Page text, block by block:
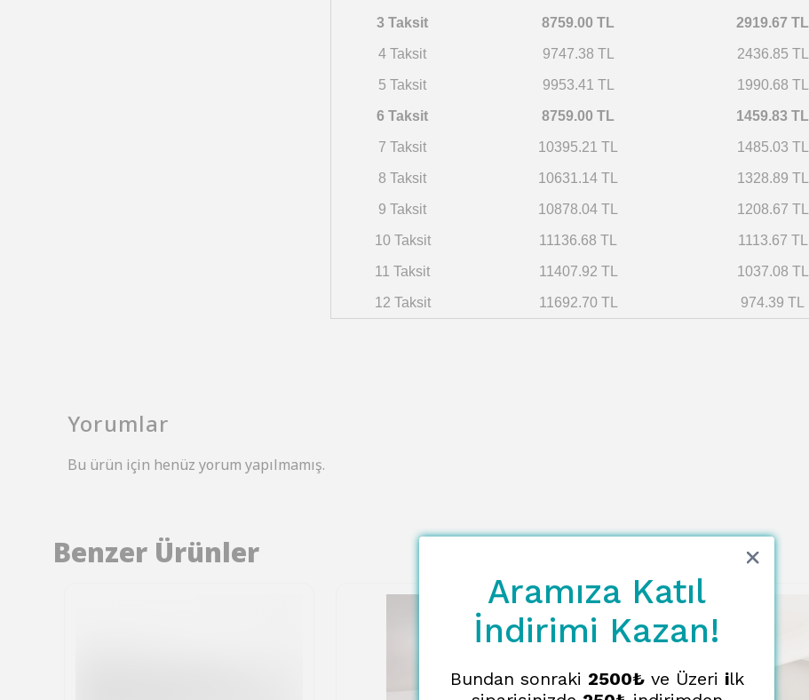
3 Taksit 8759.00 TL 2919.67 TL
4 Taksit 9747.38 TL 2436.85 TL
5 Taksit 9953.41 TL 1990.68 TL
6 Taksit 8759.00 TL 1459.83 TL
7 Taksit 10395.21 TL 1485.03 TL
8 Taksit 10631.14 TL 1328.89 TL
9 Taksit 10878.04 TL 1208.67 TL
10 Taksit 11136.68 TL 1113.67 TL
11 Taksit 11407.92 TL 1037.08 TL
12 Taksit 11692.70 TL 974.39 TL
Yorumlar
Bu ürün için henüz yorum yapılmamış.
Benzer Ürünler
Aramıza Katıl
İndirimi Kazan!
Bundan sonraki 2500₺ve Üzeri ilk